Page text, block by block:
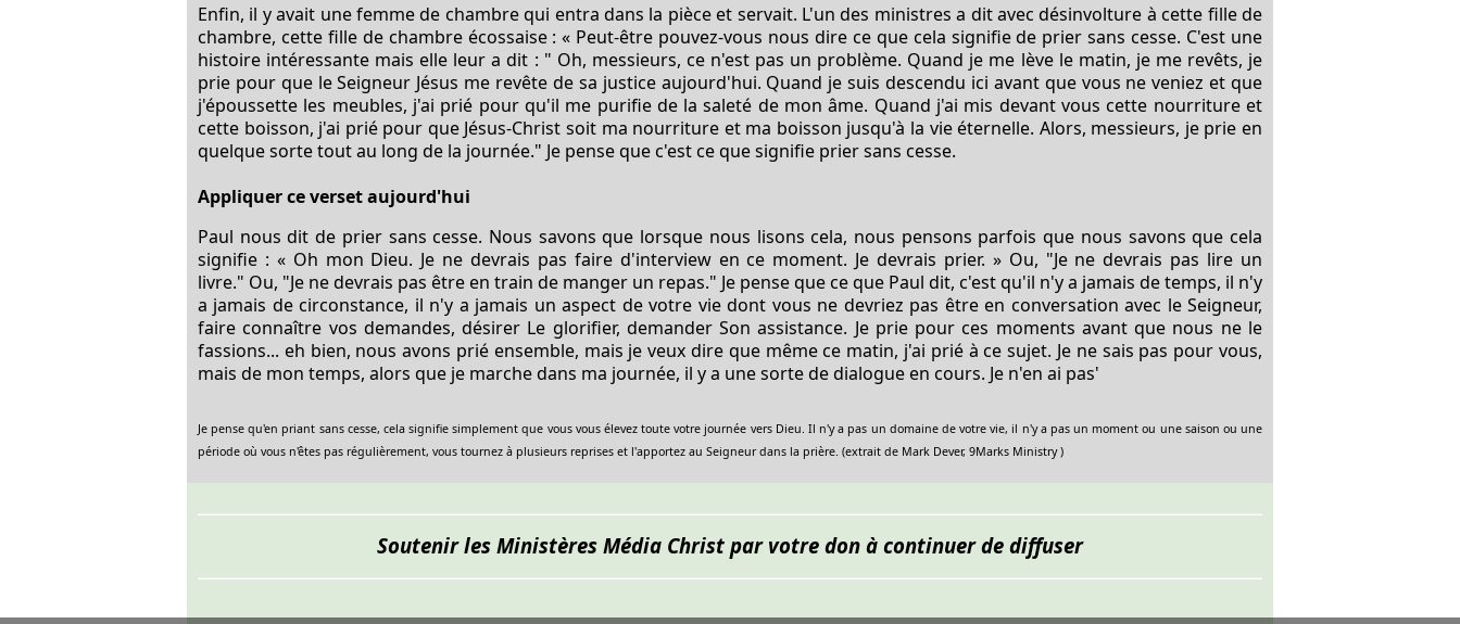
Enfin, il y avait une femme de chambre qui entra dans la pièce et servait. L'un des ministres a dit avec désinvolture à cette fille de
chambre, cette fille de chambre écossaise : « Peut-être pouvez-vous nous dire ce que cela signifie de prier sans cesse. C'est une
histoire intéressante mais elle leur a dit : " Oh, messieurs, ce n'est pas un problème. Quand je me lève le matin, je me revêts, je
prie pour que le Seigneur Jésus me revête de sa justice aujourd'hui. Quand je suis descendu ici avant que vous ne veniez et que
j'époussette les meubles, j'ai prié pour qu'il me purifie de la saleté de mon âme. Quand j'ai mis devant vous cette nourriture et
cette boisson, j'ai prié pour que Jésus-Christ soit ma nourriture et ma boisson jusqu'à la vie éternelle. Alors, messieurs, je prie en
quelque sorte tout au long de la journée." Je pense que c'est ce que signifie prier sans cesse.
Appliquer ce verset aujourd'hui
Paul nous dit de prier sans cesse. Nous savons que lorsque nous lisons cela, nous pensons parfois que nous savons que cela
signifie : « Oh mon Dieu. Je ne devrais pas faire d'interview en ce moment. Je devrais prier. » Ou, "Je ne devrais pas lire un
livre." Ou, "Je ne devrais pas être en train de manger un repas." Je pense que ce que Paul dit, c'est qu'il n'y a jamais de temps, il n'y
a jamais de circonstance, il n'y a jamais un aspect de votre vie dont vous ne devriez pas être en conversation avec le Seigneur,
faire connaître vos demandes, désirer Le glorifier, demander Son assistance. Je prie pour ces moments avant que nous ne le
fassions... eh bien, nous avons prié ensemble, mais je veux dire que même ce matin, j'ai prié à ce sujet. Je ne sais pas pour vous,
mais de mon temps, alors que je marche dans ma journée, il y a une sorte de dialogue en cours. Je n'en ai pas'
Je pense qu'en priant sans cesse, cela signifie simplement que vous vous élevez toute votre journée vers Dieu. Il n'y a pas un domaine de votre vie, il n'y a pas un moment ou une saison ou une
période où vous n'êtes pas régulièrement, vous tournez à plusieurs reprises et l'apportez au Seigneur dans la prière. (extrait de Mark Dever, 9Marks Ministry )
Soutenir les Ministères Média Christ par votre don à continuer de diffuser